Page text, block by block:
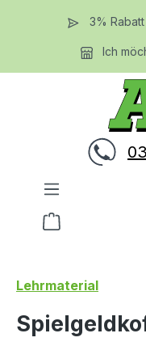
Zum Hauptinhalt3%
Ich
Warenkorb
Lehrmaterial